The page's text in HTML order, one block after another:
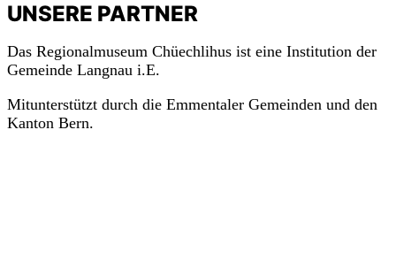
UNSERE PARTNER
Das Regionalmuseum Chüechlihus ist eine Institution der
Gemeinde Langnau i.E.
Mitunterstützt durch die Emmentaler Gemeinden und den
Kanton Bern.